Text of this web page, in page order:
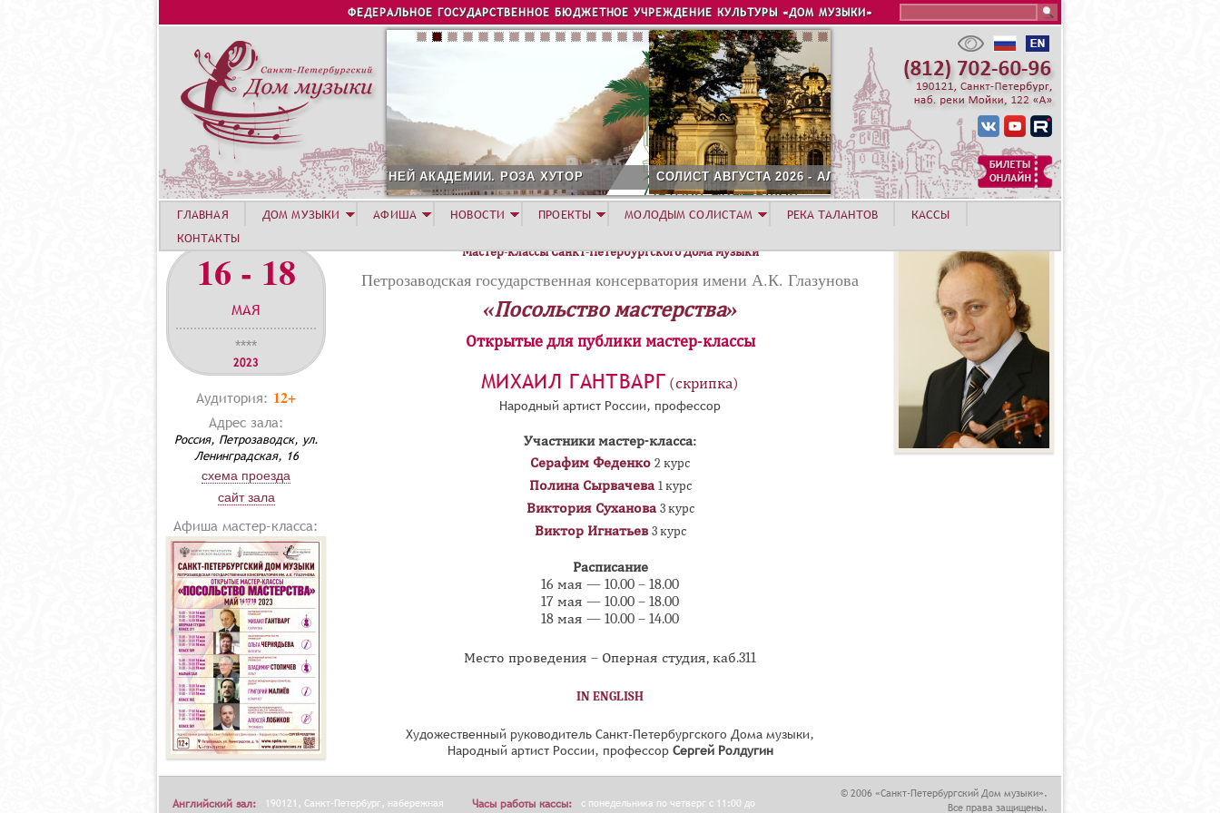
Jump to navigation
ФЕДЕРАЛЬНОЕ ГОСУДАРСТВЕННОЕ БЮДЖЕТНОЕ УЧРЕЖДЕНИЕ КУЛЬТУРЫ «ДОМ МУЗЫКИ»
12 АВГУСТА. КОНЦЕРТ ЛЕТНЕЙ АКАДЕМИИ. РОЗА ХУТОР СОЛИСТ АВГУСТА 2026 - АЛЕКСАНДР ГЕРАСИМОВ
16 - 18
МАЯ
****
2023
Аудитория: 12+
Адрес зала:
Россия, Петрозаводск, ул.
Ленинградская, 16
схема проезда
сайт зала
Афиша мастер-класса:
Мастер-классы Санкт-Петербургского Дома музыки
Петрозаводская государственная консерватория имени А.К. Глазунова
«Посольство мастерства»
Открытые для публики мастер-классы
МИХАИЛ ГАНТВАРГ (скрипка)
Народный артист России, профессор
Участники мастер-класса:
Серафим Феденко 2 курс
Полина Сырвачева 1 курс
Виктория Суханова 3 курс
Виктор Игнатьев 3 курс
Расписание
16 мая — 10.00 – 18.00
17 мая — 10.00 – 18.00
18 мая — 10.00 – 14.00
Место проведения – Оперная студия, каб.311
IN ENGLISH
Художественный руководитель Санкт-Петербургского Дома музыки,
Народный артист России, профессор Сергей Ролдугин
ГЛАВНАЯ ДОМ МУЗЫКИ АФИША НОВОСТИ ПРОЕКТЫ МОЛОДЫМ СОЛИСТАМ РЕКА ТАЛАНТОВ
КАССЫ
КОНТАКТЫ
Английский зал:
190121, Санкт-Петербург, набережная
Часы работы кассы:
с понедельника по четверг с 11:00 до
© 2006 «Санкт-Петербургский Дом музыки».
Все права защищены.